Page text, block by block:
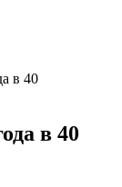
в 40
в 40